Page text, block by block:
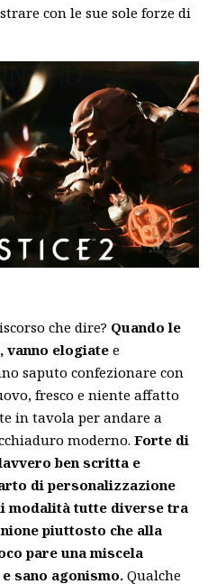
con le sue sole forze di
che dire? Quando le
vanno elogiate e
saputo confezionare con
fresco e niente affatto
in tavola per andare a
moderno. Forte di
ben scritta e
di personalizzazione
modalità tutte diverse tra
piuttosto che alla
pare una miscela
sano agonismo.Qualche